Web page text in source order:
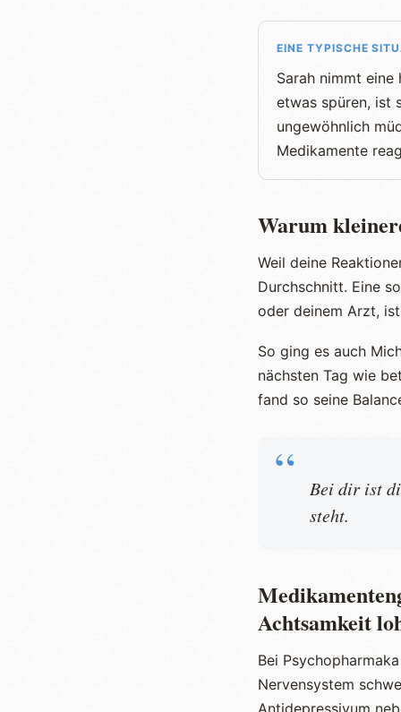
EINE TYPISCHE
Sarah nimmt
etwas spüren, ist
ungewöhnlich
Medikamente
Warum
Weil deine
Durchschnitt. Eine
oder deinem Arzt,
So ging es auch
nächsten Tag wie
fand so seine
“
Bei dir ist
steht.
Achtsamkeit
Bei
Nervensystem